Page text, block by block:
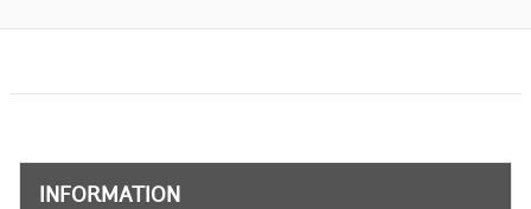
INFORMATION